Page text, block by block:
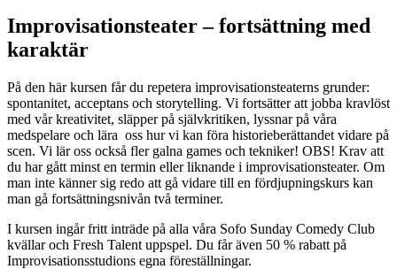
Improvisationsteater – fortsättning med
karaktär
På den här kursen får du repetera improvisationsteaterns grunder:
spontanitet, acceptans och storytelling. Vi fortsätter att jobba kravlöst
med vår kreativitet, släpper på självkritiken, lyssnar på våra
medspelare och lära oss hur vi kan föra historieberättandet vidare på
scen. Vi lär oss också fler galna games och tekniker! OBS! Krav att
du har gått minst en termin eller liknande i improvisationsteater. Om
man inte känner sig redo att gå vidare till en fördjupningskurs kan
man gå fortsättningsnivån två terminer.
I kursen ingår fritt inträde på alla våra Sofo Sunday Comedy Club
kvällar och Fresh Talent uppspel. Du får även 50 % rabatt på
Improvisationsstudions egna föreställningar.